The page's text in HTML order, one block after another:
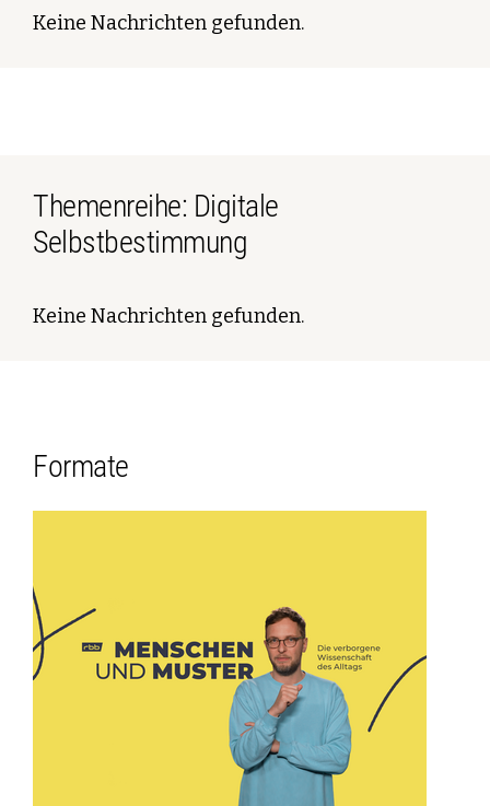
Keine Nachrichten gefunden.
Themenreihe: Digitale
Selbstbestimmung
Keine Nachrichten gefunden.
Formate